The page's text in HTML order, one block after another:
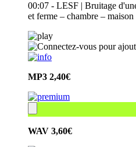
00:07 - LESF | Bruitage
et ferme – chambre – maison
MP3 2,40€
WAV 3,60€